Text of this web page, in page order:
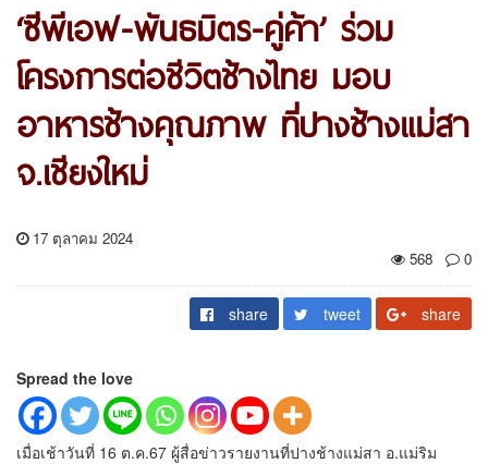
‘ซีพีเอฟ-พันธมิตร-คู่ค้า’ ร่วม
โครงการต่อชีวิตช้างไทย มอบ
อาหารช้างคุณภาพ ที่ปางช้างแม่สา
จ.เชียงใหม่
17 ตุลาคม 2024
568
0
share tweet share
Spread the love
เมื่อเช้าวันที่ 16 ต.ค.67 ผู้สื่อข่าวรายงานที่ปางช้างแม่สา อ.แม่ริม